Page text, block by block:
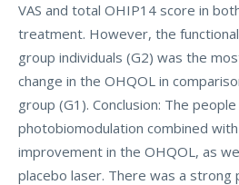
VAS and total OHIP14 score in
treatment. However, the
group individuals (G2) was the
change in the OHQOL in
group (G1). Conclusion: The
photobiomodulation combined
improvement in the OHQOL, as
placebo laser. There was a strong